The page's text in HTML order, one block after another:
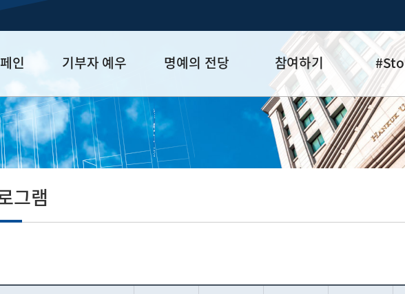
인
금
기부자 예우
예우 프로그램
세제 혜택
명예의 전당
HUFS Honor
Diamond Club
Platinum Club
참여하기
참여방법
기부하기
잠재기부자 추천
기부·수혜
기금소식
이달의 기
그램